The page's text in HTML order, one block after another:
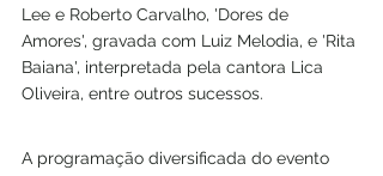
Lee e Roberto Carvalho, 'Dores de
Amores', gravada com Luiz Melodia, e 'Rita
Baiana', interpretada pela cantora Lica
Oliveira, entre outros sucessos.
A programação diversificada do evento